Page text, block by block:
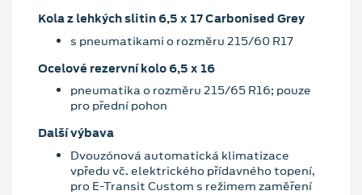
Kola z lehkých slitin 6,5 x 17 Carbonised Grey
s pneumatikami o rozměru 215/60 R17
Ocelové rezervní kolo 6,5 x 16
pneumatika o rozměru 215/65 R16; pouze
pro přední pohon
Další výbava
Dvouzónová automatická klimatizace
vpředu vč. elektrického přídavného topení,
pro E-Transit Custom s režimem zaměření